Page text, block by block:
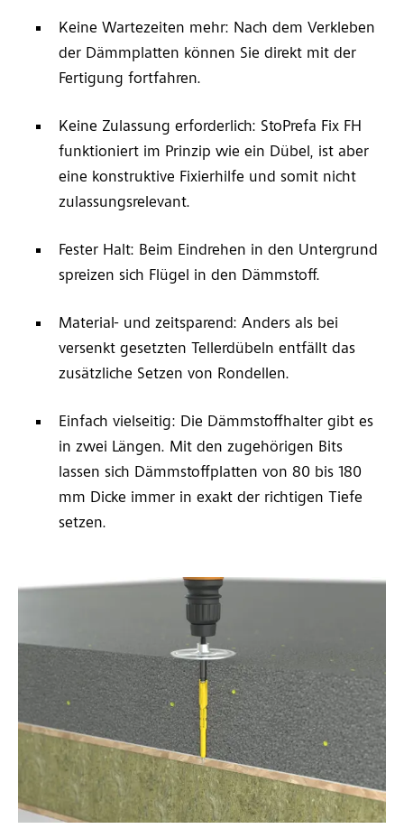
Keine Wartezeiten mehr: Nach dem Verkleben
der Dämmplatten können Sie direkt mit der
Fertigung fortfahren.
Keine Zulassung erforderlich: StoPrefa Fix FH
funktioniert im Prinzip wie ein Dübel, ist aber
eine konstruktive Fixierhilfe und somit nicht
zulassungsrelevant.
Fester Halt: Beim Eindrehen in den Untergrund
spreizen sich Flügel in den Dämmstoff.
Material- und zeitsparend: Anders als bei
versenkt gesetzten Tellerdübeln entfällt das
zusätzliche Setzen von Rondellen.
Einfach vielseitig: Die Dämmstoffhalter gibt es
in zwei Längen. Mit den zugehörigen Bits
lassen sich Dämmstoffplatten von 80 bis 180
mm Dicke immer in exakt der richtigen Tiefe
setzen.